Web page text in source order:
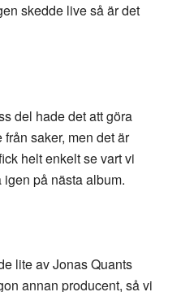
skedde live så är det
del hade det att göra
saker, men det är
helt enkelt se vart vi
på nästa album.
lite av Jonas Quants
annan producent, så vi